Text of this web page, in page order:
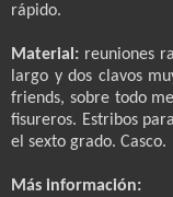
rápido.
Material: reuniones
largo y dos clavos
friends, sobre todo
fisureros. Estribos
el sexto grado. Casco.
Más información: